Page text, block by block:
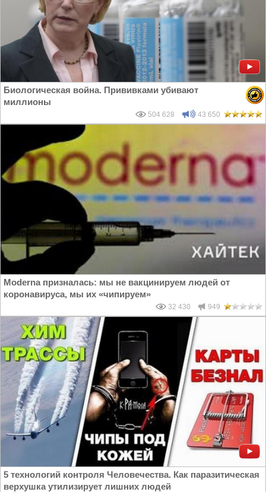
Биологическая война. Прививками убивают
миллионы
504 628 43 650
Moderna призналась: мы не вакцинируем людей от
коронавируса, мы их «чипируем»
32 430 949
5 технологий контроля Человечества. Как паразитическая
верхушка утилизирует лишних людей